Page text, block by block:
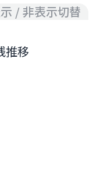
/ 非表示切替
推移